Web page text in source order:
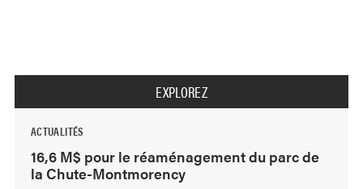
EXPLOREZ
ACTUALITÉS
16,6 M$ pour le réaménagement du parc de
la Chute-Montmorency